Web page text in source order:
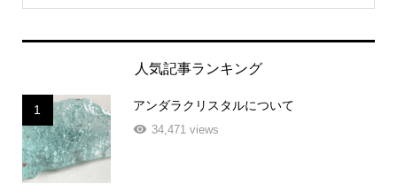
人気記事ランキング
1 アンダラクリスタルについて
34,471 views